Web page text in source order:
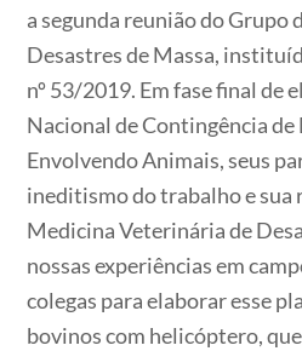
a segunda reunião do Grupo
Desastres de Massa,
nº 53/2019. Em fase final de
Nacional de Contingência de
Envolvendo Animais, seus
ineditismo do trabalho e sua
Medicina Veterinária de
nossas experiências em
colegas para elaborar esse
bovinos com helicóptero,